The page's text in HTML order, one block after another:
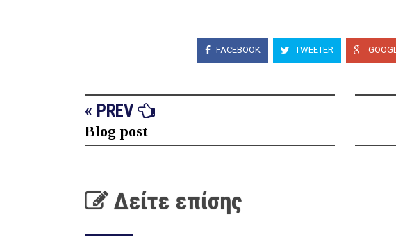
FACEBOOK TWEETER
« PREV
Blog post
Δείτε επίσης